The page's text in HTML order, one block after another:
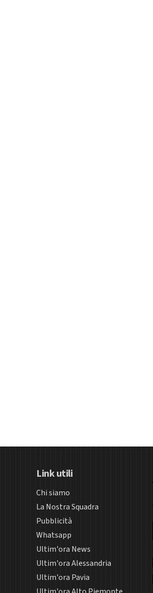
Link utili
Chi siamo
La Nostra Squadra
Pubblicità
Whatsapp
Ultim'ora News
Ultim'ora Alessandria
Ultim'ora Pavia